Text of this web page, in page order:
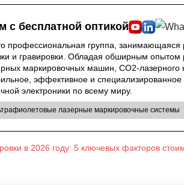
с бесплатной оптикой
профессиональная группа, занимающаяся
и гравировки. Обладая обширным опытом
маркировочных машин, CO2-
эффективное и
электроники по всему миру.
лазерные маркировочные системы
в 2026 году: 5 ключевых факторов